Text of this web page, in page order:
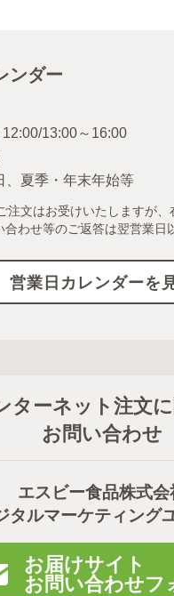
ンダー
、夏季・年末年始等
文はお受けいたしますが、
合わせ等のご返答は翌営業日
営業日カレンダーを
ターネット注文
お問い合わせ
エスビー食品株式会
タルマーケティング
お届けサイト
お問い合わせフ